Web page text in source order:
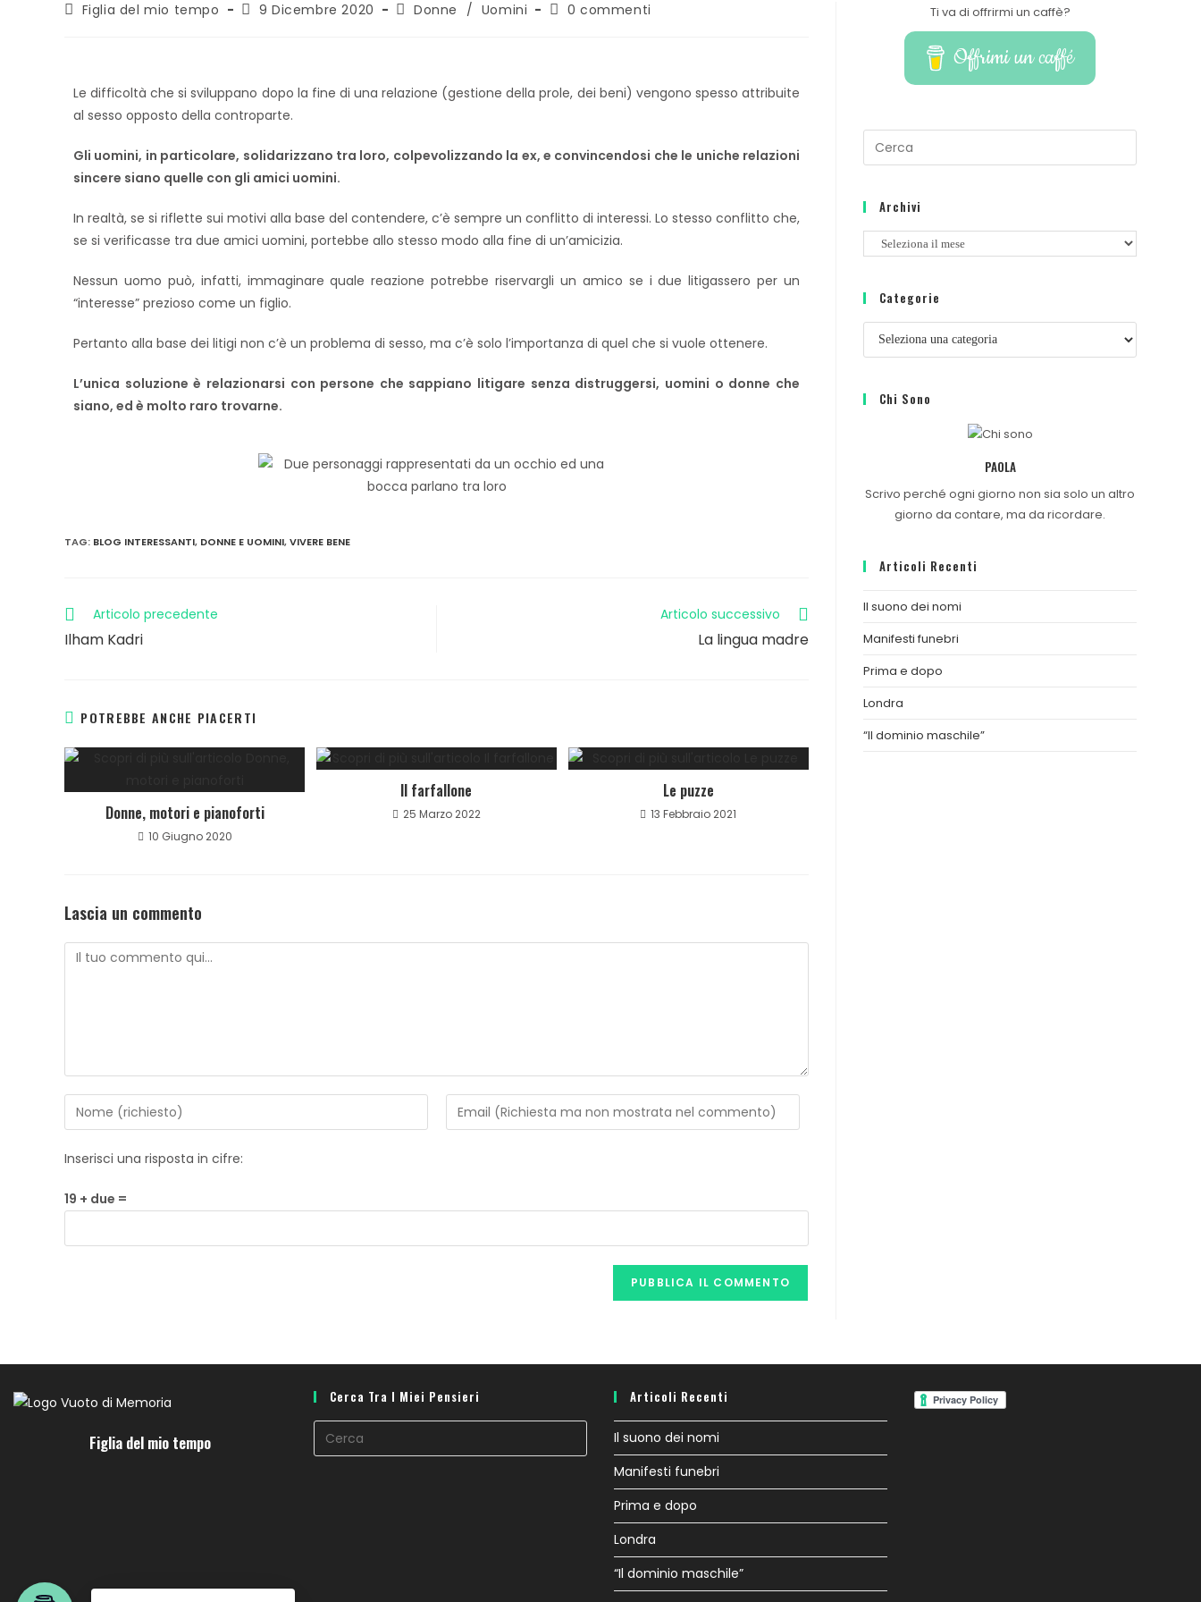
Figlia del mio tempo 9 Dicembre 2020 Donne / Uomini 0 commenti
Le difficoltà che si sviluppano dopo la fine di una relazione (gestione della prole, dei beni) vengono spesso attribuite
al sesso opposto della controparte.
Gli uomini, in particolare, solidarizzano tra loro, colpevolizzando la ex, e convincendosi che le uniche relazioni
sincere siano quelle con gli amici uomini.
In realtà, se si riflette sui motivi alla base del contendere, c’è sempre un conflitto di interessi. Lo stesso conflitto che,
se si verificasse tra due amici uomini, portebbe allo stesso modo alla fine di un’amicizia.
Nessun uomo può, infatti, immaginare quale reazione potrebbe riservargli un amico se i due litigassero per un
“interesse” prezioso come un figlio.
Pertanto alla base dei litigi non c’è un problema di sesso, ma c’è solo l’importanza di quel che si vuole ottenere.
L’unica soluzione è relazionarsi con persone che sappiano litigare senza distruggersi, uomini o donne che
siano, ed è molto raro trovarne.
TAG: BLOG INTERESSANTI, DONNE E UOMINI,VIVERE BENE
Articolo precedente
Ilham Kadri
Articolo successivo
La lingua madre
POTREBBE ANCHE PIACERTI
Donne, motori e pianoforti
10 Giugno 2020
Il farfallone
25 Marzo 2022
Le puzze
13 Febbraio 2021
Lascia un commento
Inserisci una risposta in cifre:
19 + due =
Ti va di offrirmi un caffè?
Offrimi un caffé
Archivi
Categorie
Chi Sono
PAOLA
Scrivo perché ogni giorno non sia solo un altro
giorno da contare, ma da ricordare.
Articoli Recenti
Il suono dei nomi
Manifesti funebri
Prima e dopo
Londra
“Il dominio maschile”
Figlia del mio tempo
Cerca Tra I Miei Pensieri Articoli Recenti
Il suono dei nomi
Manifesti funebri
Prima e dopo
Londra
“Il dominio maschile”